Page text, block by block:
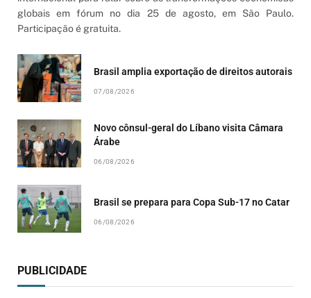
globais em fórum no dia 25 de agosto, em São Paulo.
Participação é gratuita.
Brasil amplia exportação de direitos autorais
07/08/2026
Novo cônsul-geral do Líbano visita Câmara
Árabe
06/08/2026
Brasil se prepara para Copa Sub-17 no Catar
06/08/2026
PUBLICIDADE